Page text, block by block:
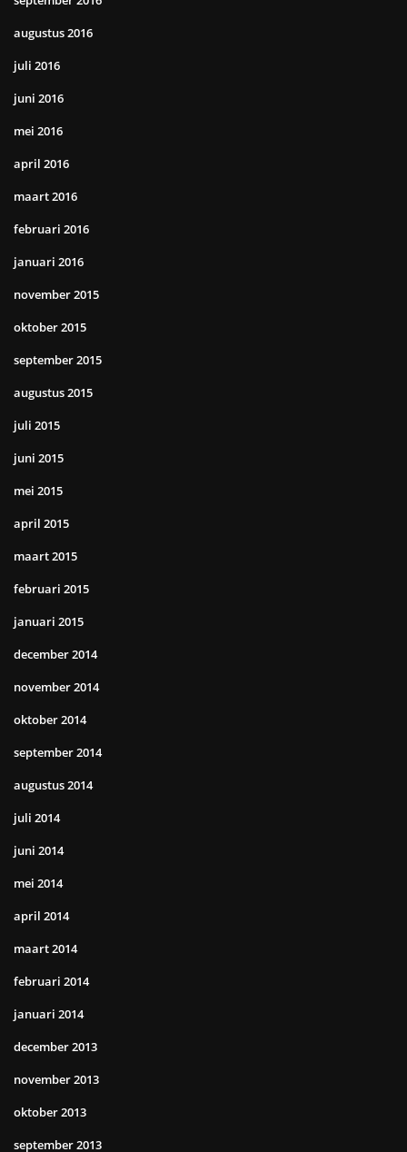
augustus 2016
juli 2016
juni 2016
mei 2016
april 2016
maart 2016
februari 2016
januari 2016
november 2015
oktober 2015
september 2015
augustus 2015
juli 2015
juni 2015
mei 2015
april 2015
maart 2015
februari 2015
januari 2015
december 2014
november 2014
oktober 2014
september 2014
augustus 2014
juli 2014
juni 2014
mei 2014
april 2014
maart 2014
februari 2014
januari 2014
december 2013
november 2013
oktober 2013
september 2013